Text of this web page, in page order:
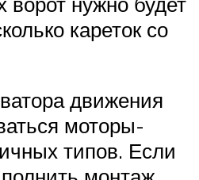
кареток со
движения
моторы-
типов. Если